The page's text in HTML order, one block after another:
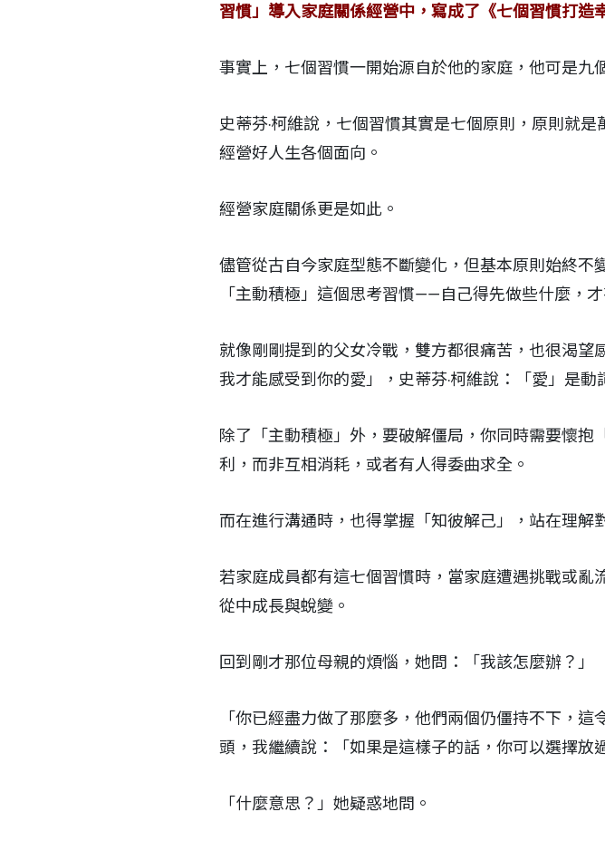
習慣」導入家庭關係經營中，寫成了《七個習慣打造
事實上，七個習慣一開始源自於他的家庭，他可是九
史蒂芬‧柯維說，七個習慣其實是七個原則，原則就
經營好人生各個面向。
經營家庭關係更是如此。
儘管從古自今家庭型態不斷變化，但基本原則始終不
「主動積極」這個思考習慣——自己得先做些什麼，
就像剛剛提到的父女冷戰，雙方都很痛苦，也很渴望
我才能感受到你的愛」，史蒂芬‧柯維說：「愛」是
除了「主動積極」外，要破解僵局，你同時需要懷
利，而非互相消耗，或者有人得委曲求全。
而在進行溝通時，也得掌握「知彼解己」，站在理解
若家庭成員都有這七個習慣時，當家庭遭遇挑戰或
從中成長與蛻變。
回到剛才那位母親的煩惱，她問：「我該怎麼辦？」
「你已經盡力做了那麼多，他們兩個仍僵持不下，
頭，我繼續說：「如果是這樣子的話，你可以選擇放
「什麼意思？」她疑惑地問。